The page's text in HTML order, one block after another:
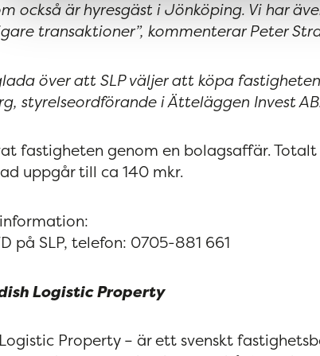
också är hyresgäst i Jönköping. Vi har
transaktioner”, kommenterar Peter
över att SLP väljer att köpa
styrelseordförande i Ätteläggen Invest
fastigheten genom en bolagsaffär.
uppgår till ca 140 mkr.
på SLP, telefon: 0705-881 661
Logistic Property
Logistic Property – är ett svenskt